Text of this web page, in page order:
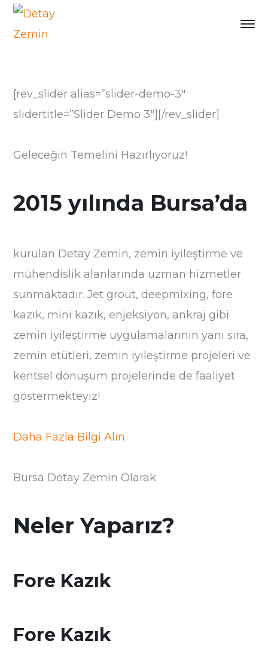
[rev_slider alias=”slider-demo-3″
slidertitle=”Slider Demo 3″][/rev_slider]
Geleceğin Temelini Hazırlıyoruz!
2015 yılında Bursa’da
kurulan Detay Zemin, zemin iyileştirme ve
mühendislik alanlarında uzman hizmetler
sunmaktadır. Jet grout, deepmixing, fore
kazık, mini kazık, enjeksiyon, ankraj gibi
zemin iyileştirme uygulamalarının yanı sıra,
zemin etütleri, zemin iyileştirme projeleri ve
kentsel dönüşüm projelerinde de faaliyet
göstermekteyiz!
Daha Fazla Bilgi Alın
Bursa Detay Zemin Olarak
Neler Yaparız?
Fore Kazık
Fore Kazık